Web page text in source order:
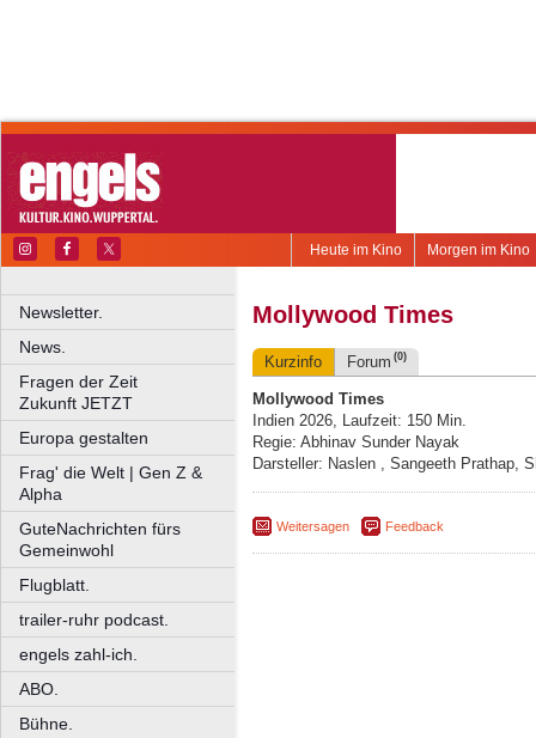
Morgen im Kino
Heute im Kino
Newsletter.
News.
Fragen der Zeit
Zukunft JETZT
Europa gestalten
Frag' die Welt | Gen Z &
Alpha
GuteNachrichten fürs
Gemeinwohl
Flugblatt.
trailer-ruhr podcast.
engels zahl-ich.
ABO.
Bühne.
Mollywood Times
Kurzinfo Forum (0)
Mollywood Times
Indien 2026, Laufzeit: 150 Min.
Regie: Abhinav Sunder Nayak
Darsteller: Naslen , Sangeeth Prathap,
Weitersagen Feedback